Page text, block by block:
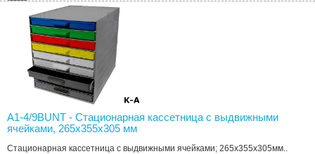
A1-4/9BUNT - Стационарная кассетница с выдвижными
ячейками, 265x355x305 мм
Стационарная кассетница с выдвижными ячейками; 265x355x305мм..